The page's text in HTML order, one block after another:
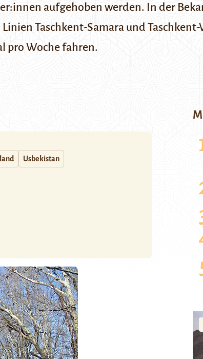
aufgehoben werden. In der
Taschkent-Samara und
pro Woche fahren.
Usbekistan